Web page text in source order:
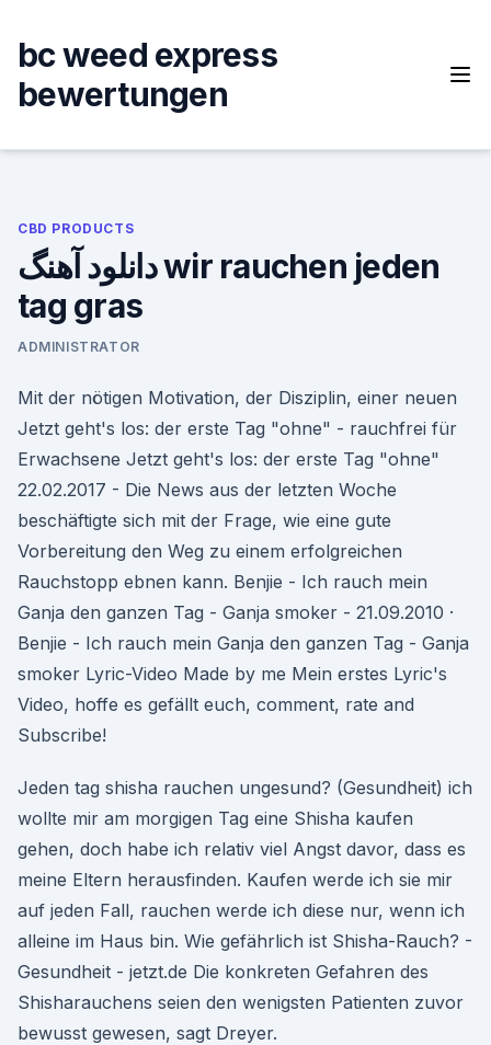
content
bc weed express
bewertungen
CBD PRODUCTS
دانلود آهنگ wir rauchen jeden
tag gras
ADMINISTRATOR
Mit der nötigen Motivation, der Disziplin, einer neuen
Jetzt geht's los: der erste Tag "ohne" - rauchfrei für
Erwachsene Jetzt geht's los: der erste Tag "ohne"
22.02.2017 - Die News aus der letzten Woche
beschäftigte sich mit der Frage, wie eine gute
Vorbereitung den Weg zu einem erfolgreichen
Rauchstopp ebnen kann. Benjie - Ich rauch mein
Ganja den ganzen Tag - Ganja smoker - 21.09.2010 ·
Benjie - Ich rauch mein Ganja den ganzen Tag - Ganja
smoker Lyric-Video Made by me Mein erstes Lyric's
Video, hoffe es gefällt euch, comment, rate and
Subscribe!
Jeden tag shisha rauchen ungesund? (Gesundheit) ich
wollte mir am morgigen Tag eine Shisha kaufen
gehen, doch habe ich relativ viel Angst davor, dass es
meine Eltern herausfinden. Kaufen werde ich sie mir
auf jeden Fall, rauchen werde ich diese nur, wenn ich
alleine im Haus bin. Wie gefährlich ist Shisha-Rauch? -
Gesundheit - jetzt.de Die konkreten Gefahren des
Shisharauchens seien den wenigsten Patienten zuvor
bewusst gewesen, sagt Dreyer.